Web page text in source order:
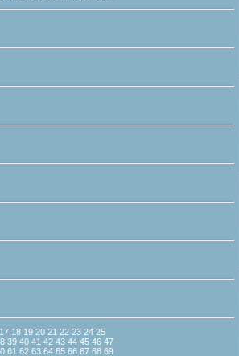
17 18 19 20 21 22 23 24 25
39 40 41 42 43 44 45 46 47
61 62 63 64 65 66 67 68 69